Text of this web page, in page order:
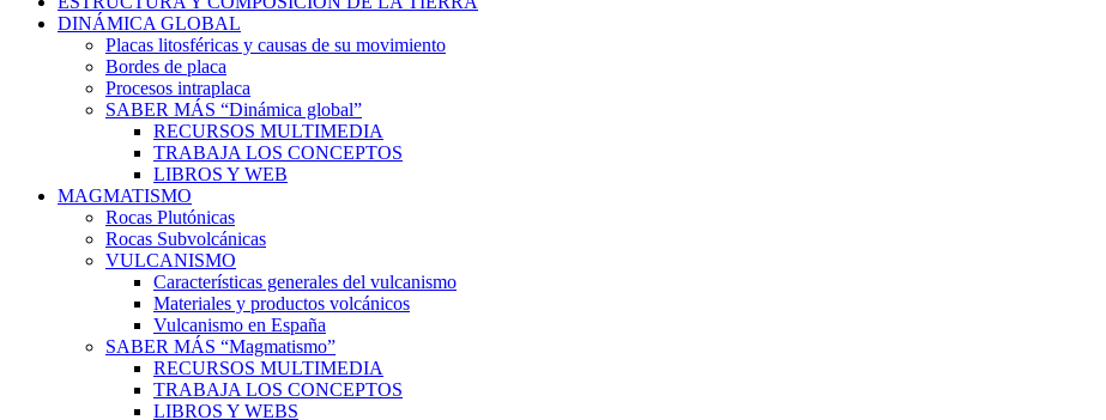
DINÁMICA GLOBAL
Placas litosféricas y causas de su movimiento
Bordes de placa
Procesos intraplaca
SABER MÁS “Dinámica global”
RECURSOS MULTIMEDIA
TRABAJA LOS CONCEPTOS
LIBROS Y WEB
MAGMATISMO
Rocas Plutónicas
Rocas Subvolcánicas
VULCANISMO
Características generales del vulcanismo
Materiales y productos volcánicos
Vulcanismo en España
SABER MÁS “Magmatismo”
RECURSOS MULTIMEDIA
TRABAJA LOS CONCEPTOS
LIBROS Y WEBS